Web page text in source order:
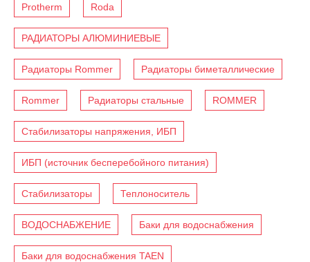
Protherm Roda
РАДИАТОРЫ АЛЮМИНИЕВЫЕ
Радиаторы Rommer Радиаторы биметаллические
Rommer Радиаторы стальные ROMMER
Стабилизаторы напряжения, ИБП
ИБП (источник бесперебойного питания)
Стабилизаторы Теплоноситель
ВОДОСНАБЖЕНИЕ Баки для водоснабжения
Баки для водоснабжения TAEN